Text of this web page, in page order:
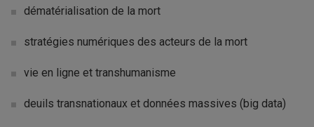
dématérialisation de la mort
stratégies numériques des acteurs de la mort
vie en ligne et transhumanisme
deuils transnationaux et données massives (big data)